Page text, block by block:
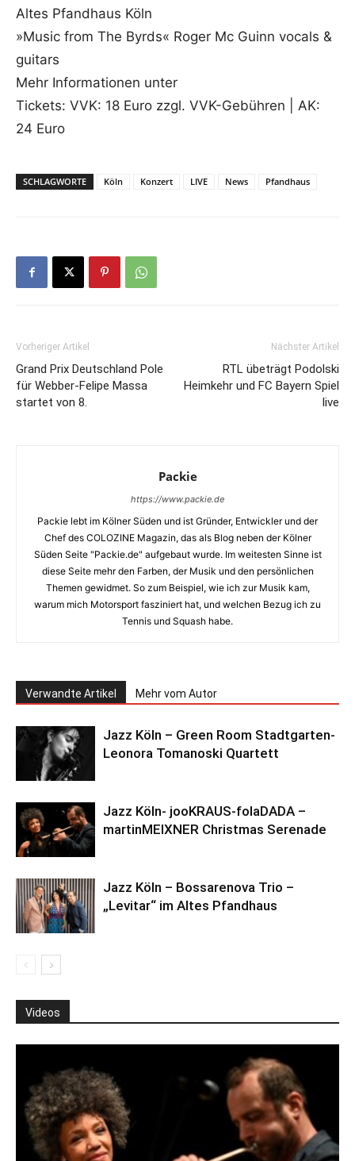
Altes Pfandhaus Köln
»Music from The Byrds« Roger Mc Guinn vocals &
guitars
Mehr Informationen unter
Tickets: VVK: 18 Euro zzgl. VVK-Gebühren | AK:
24 Euro
SCHLAGWORTE Köln Konzert LIVE News Pfandhaus
Vorheriger Artikel
Grand Prix Deutschland Pole
für Webber-Felipe Massa
startet von 8.
Nächster Artikel
RTL übeträgt Podolski
Heimkehr und FC Bayern Spiel
live
Packie
https://www.packie.de
Packie lebt im Kölner Süden und ist Gründer, Entwickler und der
Chef des COLOZINE Magazin, das als Blog neben der Kölner
Süden Seite "Packie.de" aufgebaut wurde. Im weitesten Sinne ist
diese Seite mehr den Farben, der Musik und den persönlichen
Themen gewidmet. So zum Beispiel, wie ich zur Musik kam,
warum mich Motorsport fasziniert hat, und welchen Bezug ich zu
Tennis und Squash habe.
Verwandte Artikel Mehr vom Autor
Jazz Köln – Green Room Stadtgarten-
Leonora Tomanoski Quartett
Jazz Köln- jooKRAUS-folaDADA –
martinMEIXNER Christmas Serenade
Jazz Köln – Bossarenova Trio –
„Levitar“ im Altes Pfandhaus
Videos